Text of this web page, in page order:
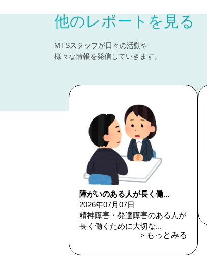
他のレポートを見る
MTSスタッフが日々の活動や
様々な情報を発信していきます。
障がいのある人が長く働...
2026年07月07日
精神障害・発達障害のある人が
長く働くために大切な...
＞もっとみる